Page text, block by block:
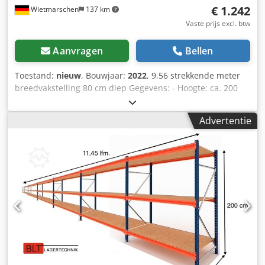
wat u nodig hebt... Wij helpen u graag bij het realiseren
van uw projecten, van planning en bestelling tot
Wietmarschen 137 km € 1.242
Vaste prijs excl. btw
Aanvragen Bellen
Toestand: nieuw, Bouwjaar: 2022, 9,56 strekkende meter
breedvakstelling 80 cm diep Gegevens: - Hoogte: ca. 200
cm - Diepte: ca. 80 cm - Lengte: ca. 9,56 strekkende meter
Chodpfx Aozruk Eem Rsa Stellingaanbod bestaande uit: -
06 x staanders ca. 200 x 60 cm, gedemonteerd - 40 x
liggers ca. 185 cm - 20 x legborden ca. 184,5 x 79,5 cm - 40
x draagbalken (ca. 80 cm, verzinkt) - Inclusief borgpennen -
Model: BLT, Type WR20/80 - Draagvermogen: 400 kg per
niveau bij gelijkmatig verdeelde last - Niveaus: 4
opslagniveaus - Spaanplaat, naturel - Staanders blauw -
Nieuwe voorraad, direct leverbaar - Andere aantallen
mogelijk! Voorgemonteerde staanders kunnen tegen een
kleine meerprijs van €6,-/netto per stuk door ons worden
verzorgd. Levering op aanvraag voordelig mogelijk via ons.
-- DIRECT MEERVOUDIG LEVERBAAR -- Prijs: €1242,00 netto
Excl. BTW volgens de geldende wetgeving U ontvangt een
Advertentie